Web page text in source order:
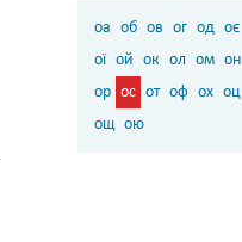
оа об ов ог од оє
ої ой ок ол ом он
ор ос от оф ох оц
ощ ою